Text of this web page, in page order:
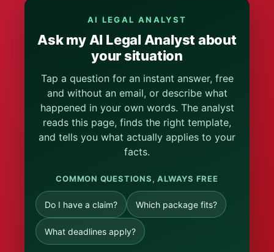
AI LEGAL ANALYST
Ask my AI Legal Analyst about
your situation
Tap a question for an instant answer, free
and without an email, or describe what
happened in your own words. The analyst
reads this page, finds the right template,
and tells you what actually applies to your
facts.
COMMON QUESTIONS, ALWAYS FREE
Do I have a claim? Which package fits?
What deadlines apply?